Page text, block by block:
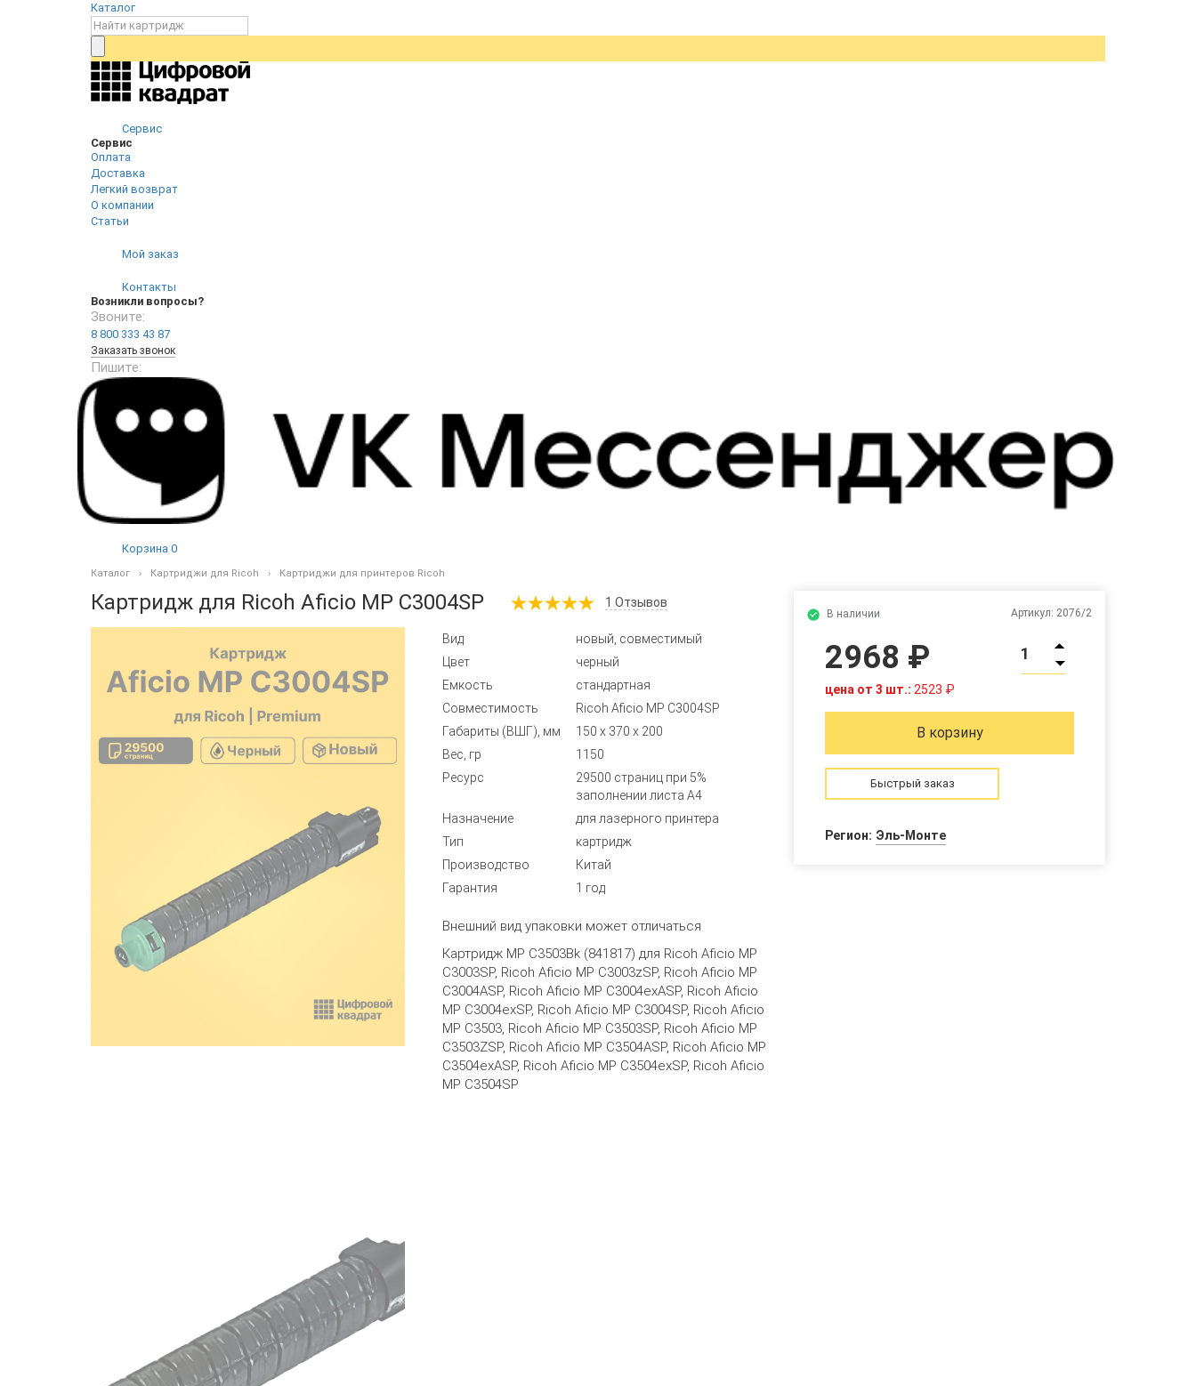
Каталог
Сервис
Сервис
Оплата
Доставка
Легкий возврат
О компании
Статьи
Мой заказ
Контакты
Возникли вопросы?
Звоните:
8 800 333 43 87
Заказать звонок
Пишите:
Корзина 0
Каталог Картриджи для Ricoh Картриджи для принтеров Ricoh
Картридж для Ricoh Aficio MP C3004SP 1 Отзывов
Вид
новый, совместимый
Цвет
черный
Емкость
стандартная
Совместимость
Ricoh Aficio MP C3004SP
Габариты (ВШГ), мм
150 x 370 x 200
Вес, гр
1150
Ресурс
29500 страниц при 5%
заполнении листа А4
Назначение
для лазерного принтера
Тип
картридж
Производство
Китай
Гарантия
1 год
Внешний вид упаковки может отличаться
Картридж MP C3503Bk (841817) для Ricoh Aficio MP
C3003SP, Ricoh Aficio MP C3003zSP, Ricoh Aficio MP
C3004ASP, Ricoh Aficio MP C3004exASP, Ricoh Aficio
MP C3004exSP, Ricoh Aficio MP C3004SP, Ricoh Aficio
MP C3503, Ricoh Aficio MP C3503SP, Ricoh Aficio MP
C3503ZSP, Ricoh Aficio MP C3504ASP, Ricoh Aficio MP
C3504exASP, Ricoh Aficio MP C3504exSP, Ricoh Aficio
MP C3504SP
В наличии Артикул: 2076/2
2968 ₽
цена от 3 шт.: 2523 ₽
1
В корзину
Быстрый заказ
Регион: Эль-Монте